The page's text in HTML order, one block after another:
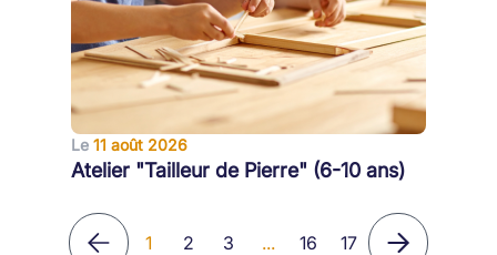
Le 11 août 2026
Atelier "Tailleur de Pierre" (6-10 ans)
1 2 3 ... 16 17